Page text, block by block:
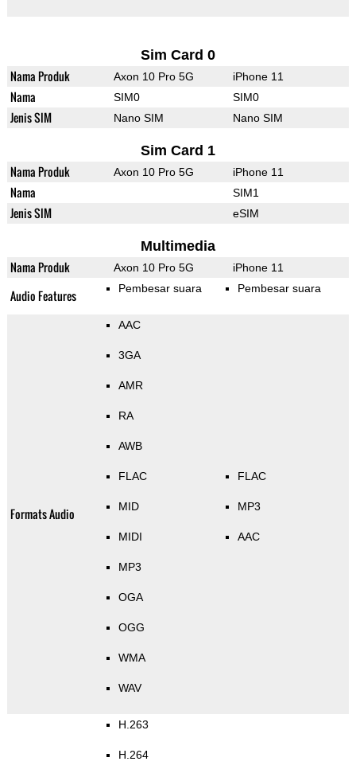
Sim Card 0
Nama Produk Axon 10 Pro 5G iPhone 11
Nama SIM0 SIM0
Jenis SIM Nano SIM Nano SIM
Sim Card 1
Nama Produk Axon 10 Pro 5G iPhone 11
Nama SIM1
Jenis SIM eSIM
Multimedia
Nama Produk Axon 10 Pro 5G iPhone 11
Audio Features Pembesar suara Pembesar suara
Formats Audio
AAC
3GA
AMR
RA
AWB
FLAC
MID
MIDI
MP3
OGA
OGG
WMA
WAV
FLAC
MP3
AAC
H.263
H.264